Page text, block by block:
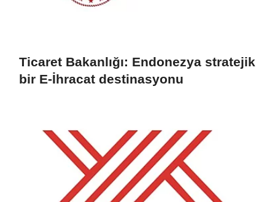
Ticaret Bakanlığı: Endonezya stratejik
bir E-İhracat destinasyonu